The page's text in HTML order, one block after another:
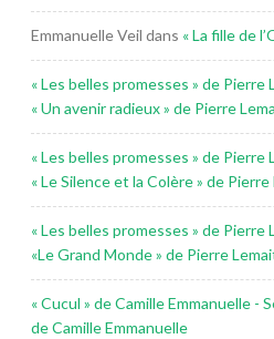
Emmanuelle Veil dans « La fille de
« Les belles promesses » de
« Un avenir radieux » de Pierre
« Les belles promesses » de
« Le Silence et la Colère » de
« Les belles promesses » de
«Le Grand Monde » de Pierre
« Cucul » de Camille Emmanuelle -
de Camille Emmanuelle